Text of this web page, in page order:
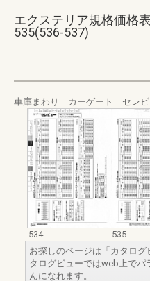
エクステリア規格価格
535(536-537)
車庫まわり カーゲート セレビ
534
535
お探しのページは「カタロ
タログビューではweb上でパ
んになれます。